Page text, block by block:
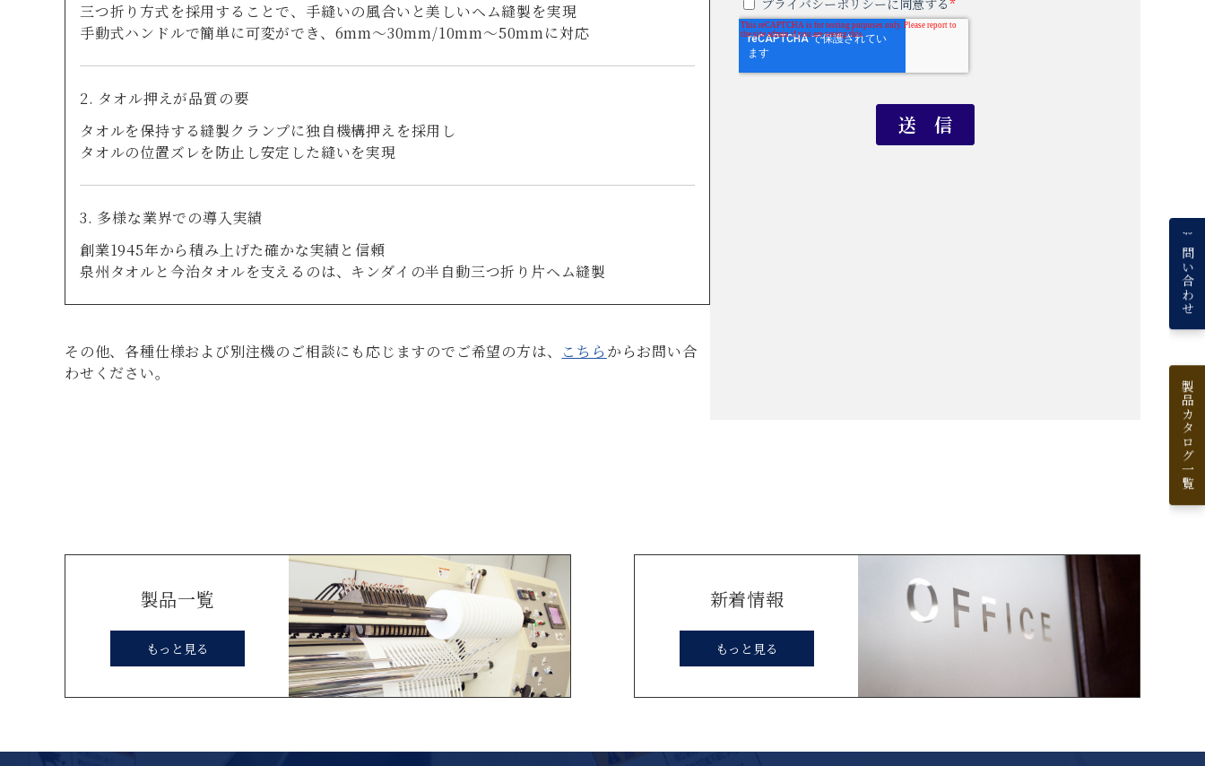
お問い合わせ
製品カタログ一覧
三つ折り方式を採用することで、手縫いの風合いと美しいヘム縫製を実現
手動式ハンドルで簡単に可変ができ、6mm〜30mm/10mm〜50mmに対応
2. タオル押えが品質の要
タオルを保持する縫製クランプに独自機構押えを採用し
タオルの位置ズレを防止し安定した縫いを実現
3. 多様な業界での導入実績
創業1945年から積み上げた確かな実績と信頼
泉州タオルと今治タオルを支えるのは、キンダイの半自動三つ折り片ヘム縫製
その他、各種仕様および別注機のご相談にも応じますのでご希望の方は、 こちら からお問い合
わせください。
製品一覧
もっと見る
新着情報
もっと見る